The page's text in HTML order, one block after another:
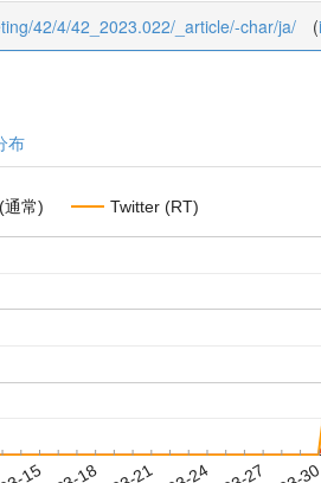
42/4/42_2023.022/_article/-char/ja/ (
布
通常) Twitter (RT)